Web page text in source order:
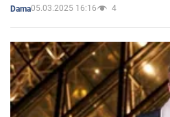
Dama05.03.2025 16:16 4